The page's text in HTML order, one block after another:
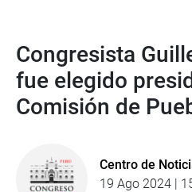
Congresista
fue elegido
Comisión de
Centro de
19 Ago 2024 |